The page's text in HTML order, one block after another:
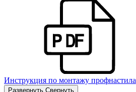
Инструкция по монтажу профнастила
Развернуть Свернуть